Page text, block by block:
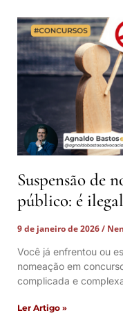
Suspensão de
público: é
9 de janeiro de 2026
Você já enfrentou ou
nomeação em
complicada e
Ler Artigo »